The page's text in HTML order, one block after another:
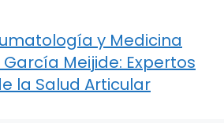
y Medicina
Meijide: Expertos
la Salud Articular